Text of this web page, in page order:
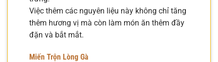
Việc thêm các nguyên liệu này không chỉ tăng
thêm hương vị mà còn làm món ăn thêm đầy
đặn và bắt mắt.
Miến Trộn Lòng Gà